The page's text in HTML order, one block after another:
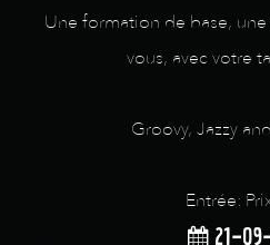
Une formation de base,
vous, avec votre
Groovy, Jazzy
Entrée:
21-